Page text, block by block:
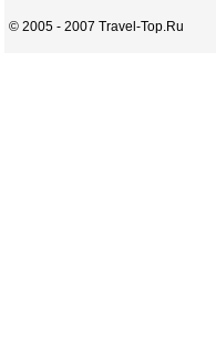
© 2005 - 2007 Travel-Top.Ru